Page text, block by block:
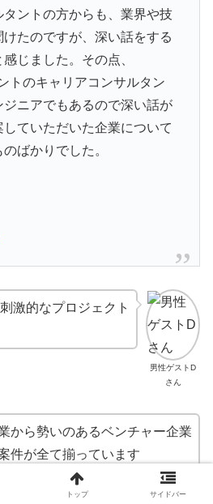
ントの方からも、業界や技
たのですが、深い話をする
じました。その点、
トのキャリアコンサルタン
ジニアでもあるので深い話が
ていただいた企業について
ばかりでした。
男性ゲストD
さん
激的なプロジェクト
から勢いのあるベンチャー企業
件が全て揃っています
トップ サイドバー